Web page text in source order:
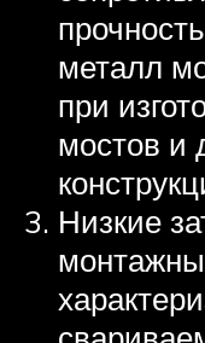
металл
при
мостов и
Низкие